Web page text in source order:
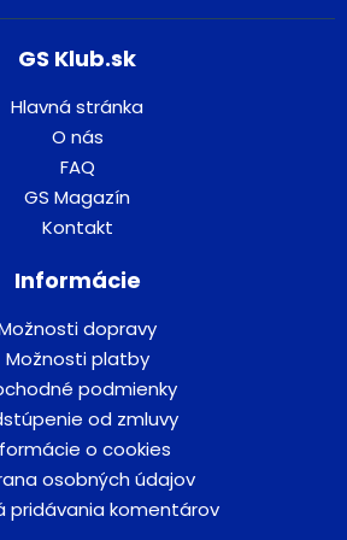
GS Klub.sk
Hlavná stránka
O nás
FAQ
GS Magazín
Kontakt
Informácie
dopravy
Možnosti platby
podmienky
od zmluvy
o cookies
osobných údajov
pridávania komentárov